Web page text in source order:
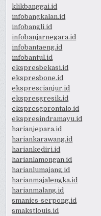
klikbanggai.id
infobangkalan.id
infobangli.id
infobanjarnegara.id
infobantaeng.id
infobantul.id
ekspresbekasi.id
ekspresbone.id
eksprescianjur.id
ekspresgresik.id
ekspresgorontalo.id
ekspresindramayu.id
harianjepara.id
hariankarawang.id
hariankediri.id
harianlamongan.id
harianlumajang.id
harianmajalengka.id
harianmalang.id
smanics-serpong.id
smakstlouis.id